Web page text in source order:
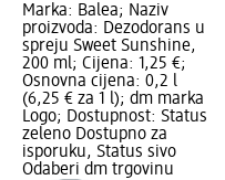
Marka: Balea; Naziv
proizvoda: Dezodorans u
spreju Sweet Sunshine,
200 ml; Cijena: 1,25 €;
Osnovna cijena: 0,2 l
(6,25 € za 1 l); dm marka
Logo; Dostupnost: Status
zeleno Dostupno za
isporuku, Status sivo
Odaberi dm trgovinu